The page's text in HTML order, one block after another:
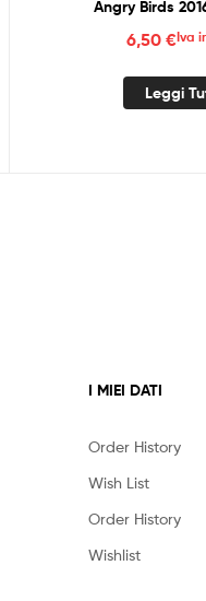
Angry Birds
6,50€Iva
Leggi
I MIEI DATI
Order History
Wish List
Order History
Wishlist